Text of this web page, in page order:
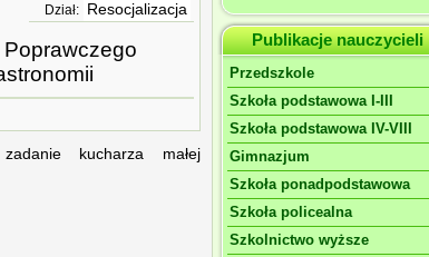
Dział: Resocjalizacja
kucharza małej
Publikacje nauczycieli
Przedszkole
Szkoła podstawowa I-III
Szkoła podstawowa IV-VIII
Gimnazjum
Szkoła ponadpodstawowa
Szkoła policealna
Szkolnictwo wyższe